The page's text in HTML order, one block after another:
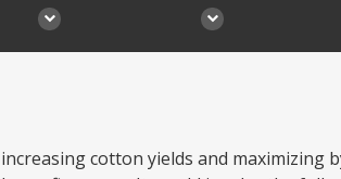
cotton yields and maximizing